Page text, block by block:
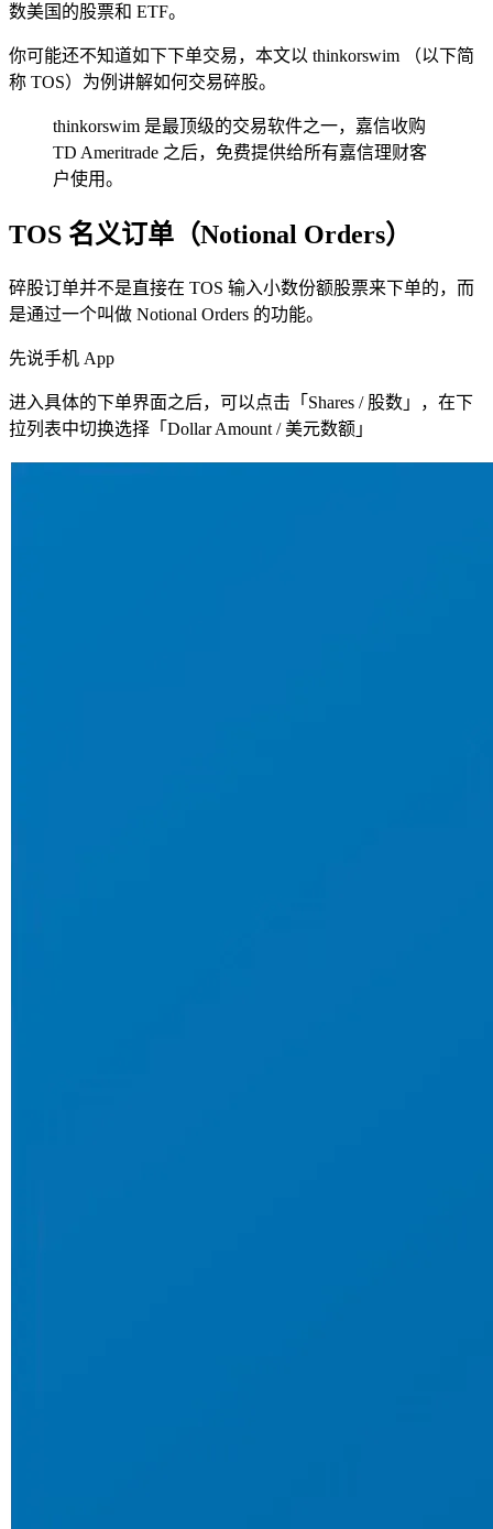
数美国的股票和 ETF。
你可能还不知道如下下单交易，本文以 thinkorswim （以下简
称 TOS）为例讲解如何交易碎股。
thinkorswim 是最顶级的交易软件之一，嘉信收购
TD Ameritrade 之后，免费提供给所有嘉信理财客
户使用。
TOS 名义订单（Notional Orders）
碎股订单并不是直接在 TOS 输入小数份额股票来下单的，而
是通过一个叫做 Notional Orders 的功能。
先说手机 App
进入具体的下单界面之后，可以点击「Shares / 股数」，在下
拉列表中切换选择「Dollar Amount / 美元数额」